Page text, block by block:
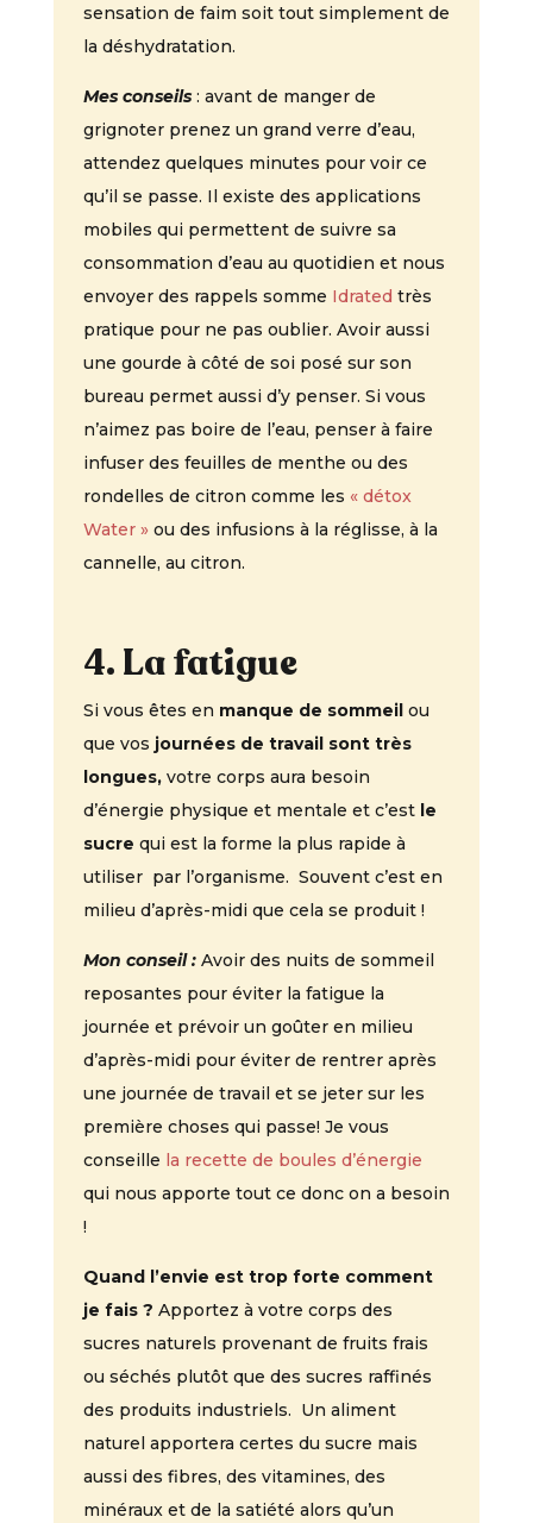
sensation de faim soit tout simplement de
la déshydratation.
Mes conseils: avant de manger de
grignoter prenez un grand verre d’eau,
attendez quelques minutes pour voir ce
qu’il se passe. Il existe des applications
mobiles qui permettent de suivre sa
consommation d’eau au quotidien et nous
envoyer des rappels somme Idrated très
pratique pour ne pas oublier. Avoir aussi
une gourde à côté de soi posé sur son
bureau permet aussi d’y penser. Si vous
n’aimez pas boire de l’eau, penser à faire
infuser des feuilles de menthe ou des
rondelles de citron comme les « détox
Water » ou des infusions à la réglisse, à la
cannelle, au citron.
4. La fatigue
Si vous êtes en manque de sommeilou
que vos journées de travail sont très
longues,votre corps aura besoin
d’énergie physique et mentale et c’est le
sucre qui est la forme la plus rapide à
utiliser par l’organisme. Souvent c’est en
milieu d’après-midi que cela se produit !
Mon conseil : Avoir des nuits de sommeil
reposantes pour éviter la fatigue la
journée et prévoir un goûter en milieu
d’après-midi pour éviter de rentrer après
une journée de travail et se jeter sur les
première choses qui passe! Je vous
conseille la recette de boules d’énergie
qui nous apporte tout ce donc on a besoin
!
Quand l’envie est trop forte comment
je fais ? Apportez à votre corps des
sucres naturels provenant de fruits frais
ou séchés plutôt que des sucres raffinés
des produits industriels. Un aliment
naturel apportera certes du sucre mais
aussi des fibres, des vitamines, des
minéraux et de la satiété alors qu’un